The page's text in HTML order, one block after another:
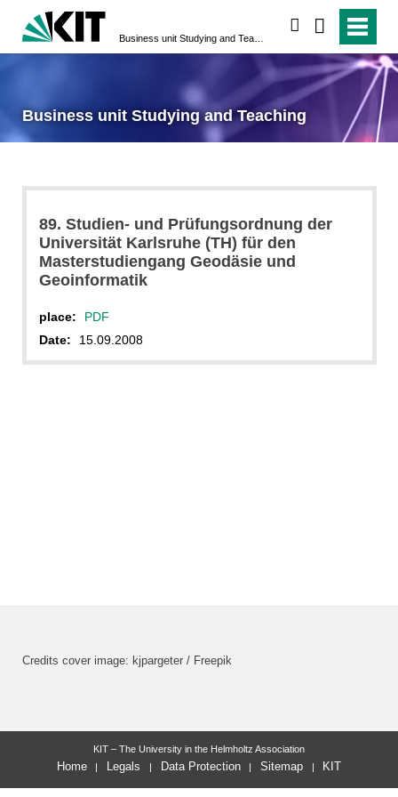
Business unit Studying and Teaching
89. Studien- und Prüfungsordnung der
Universität Karlsruhe (TH) für den
Masterstudiengang Geodäsie und
Geoinformatik
place:
PDF
Date:
15.09.2008
Credits cover image: kjpargeter / Freepik
KIT – The University in the Helmholtz Association
Home Legals Data Protection Sitemap KIT